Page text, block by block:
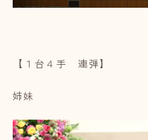
【１台４手 連弾】
姉妹